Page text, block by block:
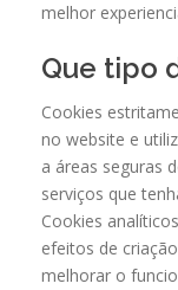
melhor
Que tipo
Cookies
no website e
a áreas seguras
serviços que
Cookies
efeitos de
melhorar o